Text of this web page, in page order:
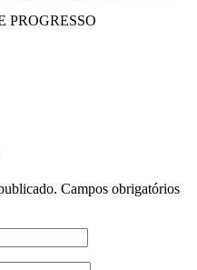
PROGRESSO
Campos obrigatórios